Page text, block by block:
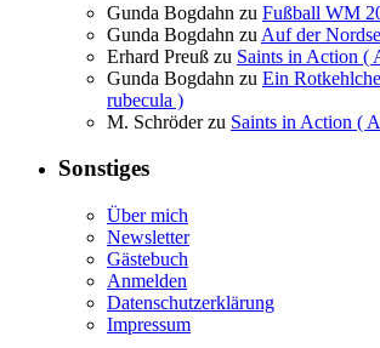
Gunda Bogdahn zu Fußball WM
Gunda Bogdahn zu Auf der
Erhard Preuß zu Saints in Action (
Gunda Bogdahn zu Ein
rubecula )
M. Schröderzu Saints in Action (
Sonstiges
Über mich
Newsletter
Gästebuch
Anmelden
Datenschutzerklärung
Impressum